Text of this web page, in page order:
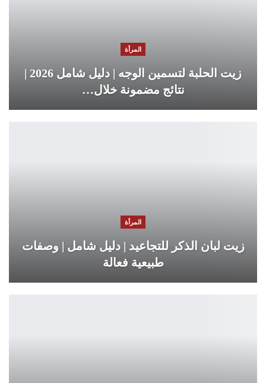
المرأة
زيت الحلبة لتسمين الوجه | دليل شامل 2026 |
نتائج مضمونة خلال…
المرأة
زيت لبان الذكر للتجاعيد | دليل شامل | وصفات
طبيعية فعالة